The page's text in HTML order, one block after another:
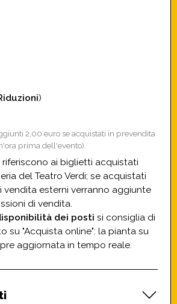
)
2,00 euro se acquistati in prevendita
prima dell'evento).
riferiscono ai biglietti acquistati
del Teatro Verdi; se acquistati
vendita esterni verranno aggiunte
di vendita.
dei posti si consiglia di
su "Acquista online": la pianta su
aggiornata in tempo reale.